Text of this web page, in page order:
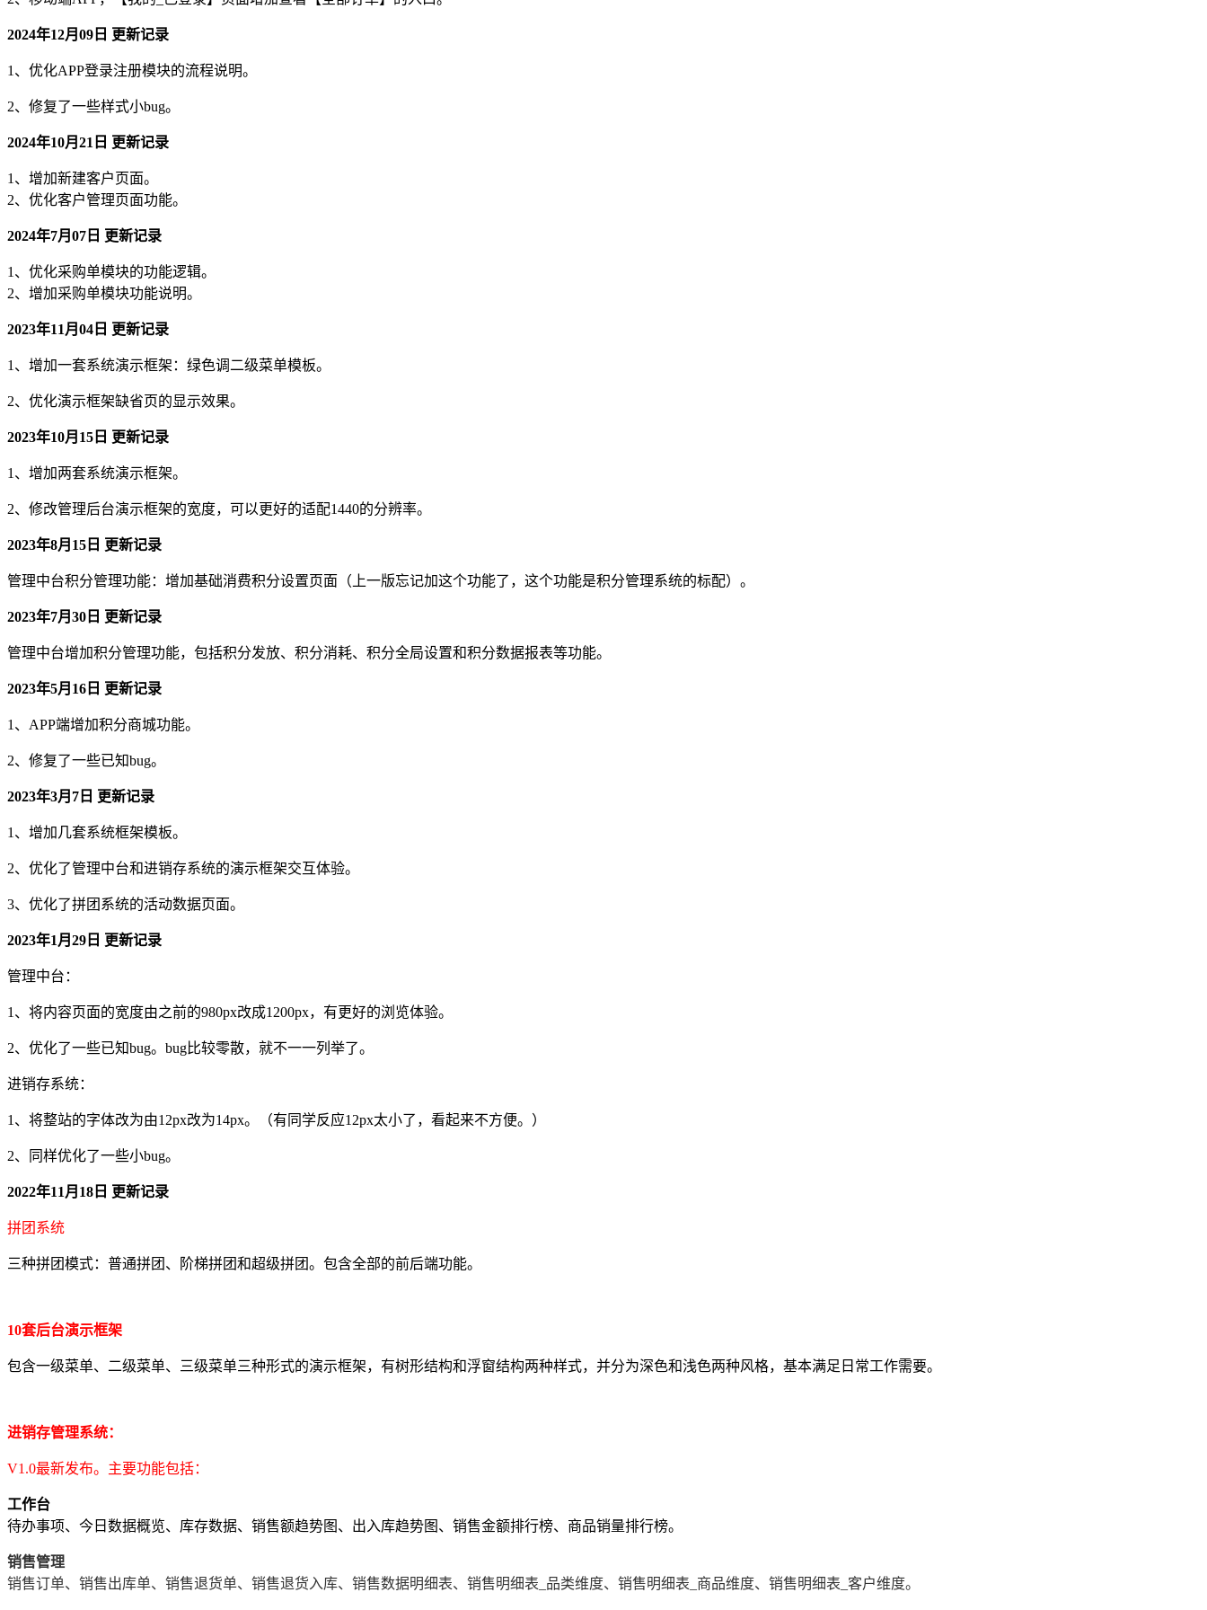
2024年12月09日 更新记录
1、优化APP登录注册模块的流程说明。
2、修复了一些样式小bug。
2024年10月21日 更新记录
1、增加新建客户页面。
2、优化客户管理页面功能。
2024年7月07日 更新记录
1、优化采购单模块的功能逻辑。
2、增加采购单模块功能说明。
2023年11月04日 更新记录
1、增加一套系统演示框架：绿色调二级菜单模板。
2、优化演示框架缺省页的显示效果。
2023年10月15日 更新记录
1、增加两套系统演示框架。
2、修改管理后台演示框架的宽度，可以更好的适配1440的分辨率。
2023年8月15日 更新记录
管理中台积分管理功能：增加基础消费积分设置页面（上一版忘记加这个功能了，这个功能是积分管理系统的标配）。
2023年7月30日 更新记录
管理中台增加积分管理功能，包括积分发放、积分消耗、积分全局设置和积分数据报表等功能。
2023年5月16日 更新记录
1、APP端增加积分商城功能。
2、修复了一些已知bug。
2023年3月7日 更新记录
1、增加几套系统框架模板。
2、优化了管理中台和进销存系统的演示框架交互体验。
3、优化了拼团系统的活动数据页面。
2023年1月29日 更新记录
管理中台：
1、将内容页面的宽度由之前的980px改成1200px，有更好的浏览体验。
2、优化了一些已知bug。bug比较零散，就不一一列举了。
进销存系统：
1、将整站的字体改为由12px改为14px。（有同学反应12px太小了，看起来不方便。）
2、同样优化了一些小bug。
2022年11月18日 更新记录
拼团系统
三种拼团模式：普通拼团、阶梯拼团和超级拼团。包含全部的前后端功能。
10套后台演示框架
包含一级菜单、二级菜单、三级菜单三种形式的演示框架，有树形结构和浮窗结构两种样式，并分为深色和浅色两种风格，基本满足日常工作需要。
进销存管理系统：
V1.0最新发布。主要功能包括：
工作台
待办事项、今日数据概览、库存数据、销售额趋势图、出入库趋势图、销售金额排行榜、商品销量排行榜。
销售管理
销售订单、销售出库单、销售退货单、销售退货入库、销售数据明细表、销售明细表_品类维度、销售明细表_商品维度、销售明细表_客户维度。